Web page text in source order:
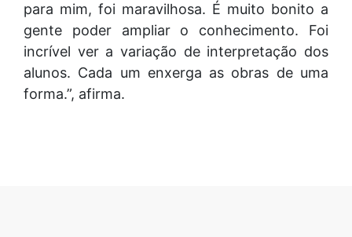
para mim, foi maravilhosa. É muito bonito a
gente poder ampliar o conhecimento. Foi
incrível ver a variação de interpretação dos
alunos. Cada um enxerga as obras de uma
forma.”, afirma.